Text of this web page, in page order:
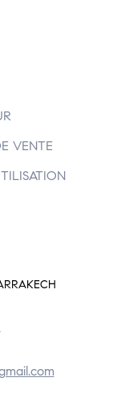
VENTE